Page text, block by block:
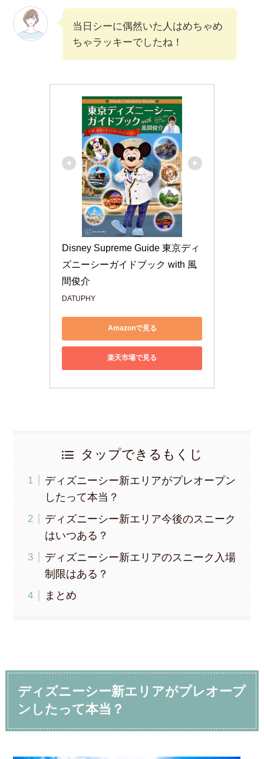
当日シーに偶然いた人はめちゃめ
ちゃラッキーでしたね！
Disney Supreme Guide 東京ディ
ズニーシーガイドブック with 風
間俊介
DATUPHY
Amazonで見る
楽天市場で見る
タップできるもくじ
ディズニーシー新エリアがプレオープン
したって本当？
ディズニーシー新エリア今後のスニーク
はいつある？
ディズニーシー新エリアのスニーク入場
制限はある？
まとめ
ディズニーシー新エリアがプレオープ
ンしたって本当？